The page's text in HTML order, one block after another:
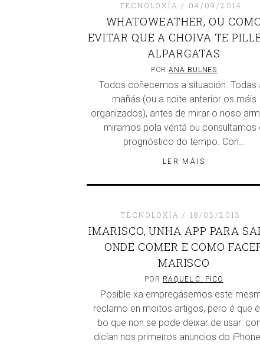
TECNOLOXÍA 04/09/2014
WHATOWEATHER, OU
EVITAR QUE A CHOIVA TE
ALPARGATAS
PORANA BULNES
Todos coñecemos a situación. Todas
mañás (ou a noite anterior os máis
organizados), antes de mirar o noso
miramos pola ventá ou consultamos
prognóstico do tempo. Con…
LER MÁIS
TECNOLOXÍA 18/03/2013
IMARISCO, UNHA APP PARA
ONDE COMER E COMO
MARISCO
POR RAQUEL C. PICO
Posible xa empregásemos este
reclamo en moitos artigos, pero é que
bo que non se pode deixar de usar:
dicían nos primeiros anuncios do